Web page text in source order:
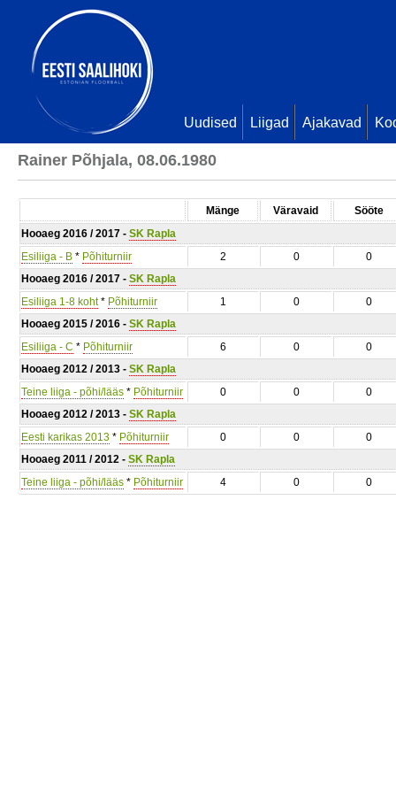
Uudised Liigad Ajakavad
Rainer Põhjala, 08.06.1980
Mänge Väravaid
Sööte
Hooaeg 2016 / 2017 - SK Rapla
Esiliiga - B * Põhiturniir 2 0
0
Hooaeg 2016 / 2017 - SK Rapla
Esiliiga 1-8 koht* Põhiturniir 1 0
0
Hooaeg 2015 / 2016 - SK Rapla
Esiliiga - C * Põhiturniir 6 0
0
Hooaeg 2012 / 2013 - SK Rapla
Teine liiga - põhi/lääs * Põhiturniir 0 0
0
Hooaeg 2012 / 2013 - SK Rapla
Eesti karikas 2013 * Põhiturniir 0 0
0
Hooaeg 2011 / 2012 - SK Rapla
Teine liiga - põhi/lääs * Põhiturniir 4 0 0